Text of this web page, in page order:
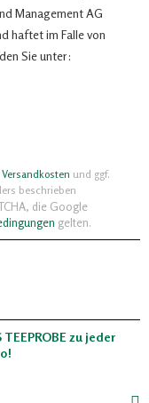
Management AG
haftet im Falle von
Sie unter:
Versandkosten und ggf.
beschrieben
die Google
gelten.
zu jeder